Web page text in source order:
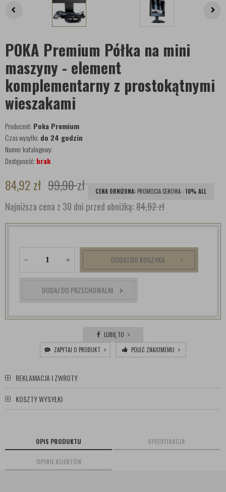
POKA Premium Półka na mini
maszyny - element
komplementarny z prostokątnymi
wieszakami
Producent: Poka Premium
Czas wysyłki: do 24 godzin
Numer katalogowy:
Dostępność: brak
84,92zł 99,90zł CENA OBNIŻONA: PROMOCJA CENOWA -10% ALL
Najniższa cena z 30 dni przed obniżką:84,92 zł
DODAJ DO KOSZYKA
DODAJ DO PRZECHOWALNI
LUBIĘ TO
ZAPYTAJ O PRODUKT
POLEĆ ZNAJOMEMU
REKLAMACJA I ZWROTY
KOSZTY WYSYŁKI
OPIS PRODUKTU SPECYFIKACJA
OPINIE KLIENTÓW